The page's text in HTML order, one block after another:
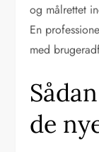
og målrettet
En
med
de